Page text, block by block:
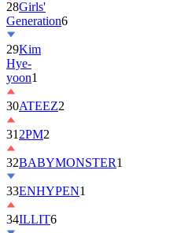
29Kim
Hye-
yoon1
30ATEEZ
312PM2
32 BABYMONSTER
33ENHYPEN1
34ILLIT6
35BTOB